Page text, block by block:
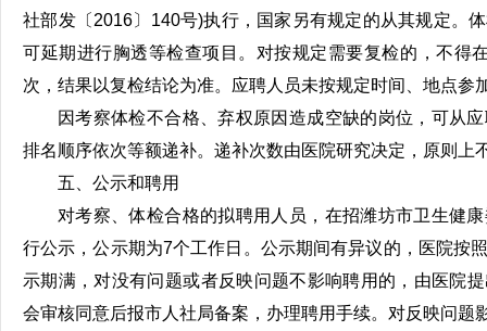
社部发〔2016〕140号)执行，国家另有规定的从其规定。
可延期进行胸透等检查项目。对按规定需要复检的，不得
次，结果以复检结论为准。应聘人员未按规定时间、地点参
因考察体检不合格、弃权原因造成空缺的岗位，可从
排名顺序依次等额递补。递补次数由医院研究决定，原则上
五、公示和聘用
对考察、体检合格的拟聘用人员，在招潍坊市卫生健
行公示，公示期为7个工作日。公示期间有异议的，医院按
示期满，对没有问题或者反映问题不影响聘用的，由医院
会审核同意后报市人社局备案，办理聘用手续。对反映问题